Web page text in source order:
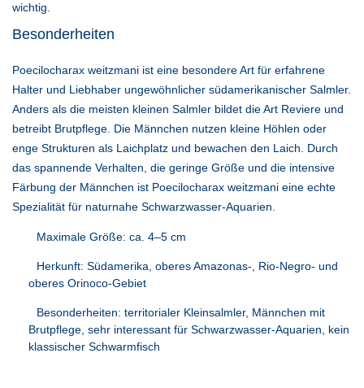
wichtig.
Besonderheiten
Poecilocharax weitzmani ist eine besondere Art für erfahrene
Halter und Liebhaber ungewöhnlicher südamerikanischer Salmler.
Anders als die meisten kleinen Salmler bildet die Art Reviere und
betreibt Brutpflege. Die Männchen nutzen kleine Höhlen oder
enge Strukturen als Laichplatz und bewachen den Laich. Durch
das spannende Verhalten, die geringe Größe und die intensive
Färbung der Männchen ist Poecilocharax weitzmani eine echte
Spezialität für naturnahe Schwarzwasser-Aquarien.
Maximale Größe: ca. 4–5 cm
Herkunft: Südamerika, oberes Amazonas-, Rio-Negro- und
oberes Orinoco-Gebiet
Besonderheiten: territorialer Kleinsalmler, Männchen mit
Brutpflege, sehr interessant für Schwarzwasser-Aquarien, kein
klassischer Schwarmfisch